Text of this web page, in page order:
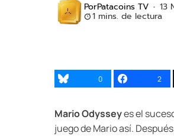
PorPatacoins TV 13
1 mins. de lectura
0 2
Mario Odysseyes el
juego de Mario así.